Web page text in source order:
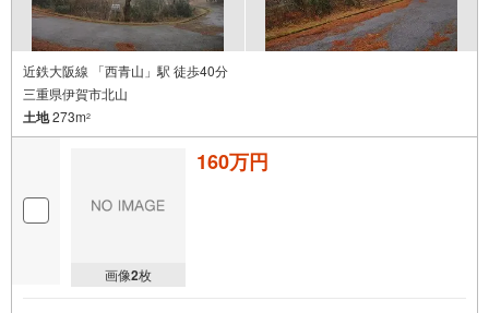
近鉄大阪線 「西青山」駅 徒歩40分
三重県伊賀市北山
土地273m2
画像2枚
160万円